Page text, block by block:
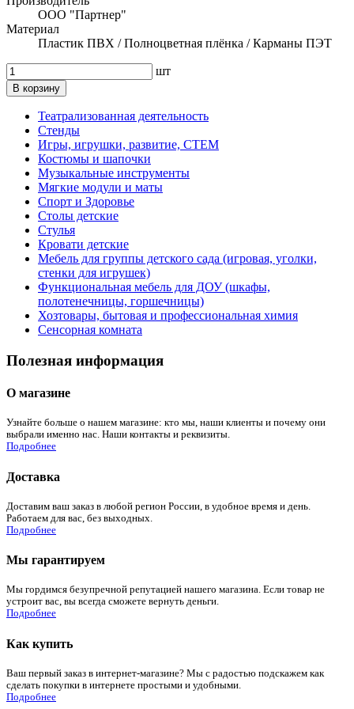
ООО "Партнер"
Материал
Пластик ПВХ / Полноцветная плёнка / Карманы ПЭТ
шт
В корзину
Театрализованная деятельность
Стенды
Игры, игрушки, развитие, СТЕМ
Костюмы и шапочки
Музыкальные инструменты
Мягкие модули и маты
Спорт и Здоровье
Столы детские
Стулья
Кровати детские
Мебель для группы детского сада (игровая, уголки,
стенки для игрушек)
Функциональная мебель для ДОУ (шкафы,
полотенечницы, горшечницы)
Хозтовары, бытовая и профессиональная химия
Сенсорная комната
Полезная информация
О магазине
Узнайте больше о нашем магазине: кто мы, наши клиенты и почему они
выбрали именно нас. Наши контакты и реквизиты.
Подробнее
Доставка
Доставим ваш заказ в любой регион России, в удобное время и день.
Работаем для вас, без выходных.
Подробнее
Мы гарантируем
Мы гордимся безупречной репутацией нашего магазина. Если товар не
устроит вас, вы всегда сможете вернуть деньги.
Подробнее
Как купить
Ваш первый заказ в интернет-магазине? Мы с радостью подскажем как
сделать покупки в интернете простыми и удобными.
Подробнее